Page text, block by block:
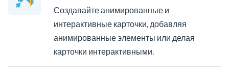
Создавайте анимированные и
интерактивные карточки, добавляя
анимированные элементы или делая
карточки интерактивными.